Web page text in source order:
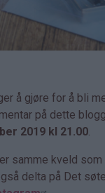
å gjøre for å bli
på dette
2019 kl 21.00
samme kveld som
delta på Det